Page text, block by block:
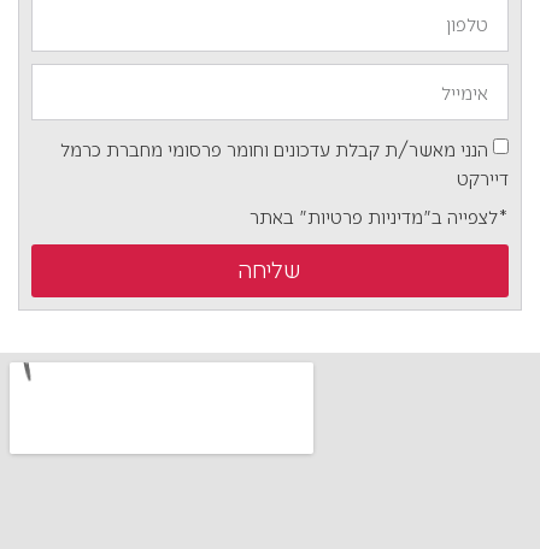
הנני מאשר/ת קבלת עדכונים וחומר פרסומי מחברת כרמל
דיירקט
*לצפייה ב"מדיניות פרטיות" באתר
שליחה